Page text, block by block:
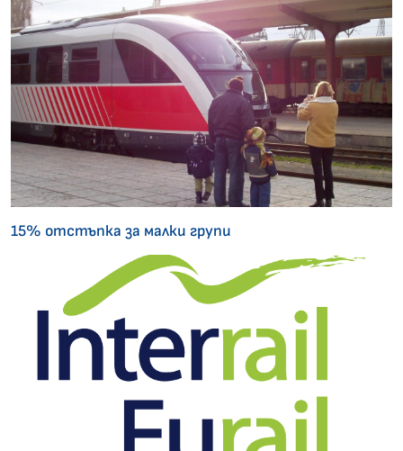
15% отстъпка за малки групи